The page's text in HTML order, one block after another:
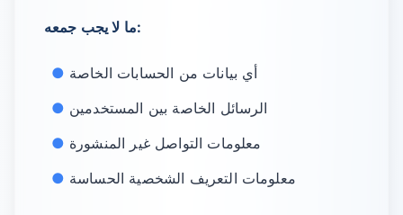
ما لا يجب جمعه:
أي بيانات من الحسابات الخاصة
الرسائل الخاصة بين المستخدمين
معلومات التواصل غير المنشورة
معلومات التعريف الشخصية الحساسة